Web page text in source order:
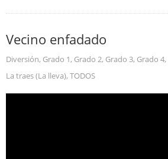
Vecino enfadado
Diversión, Grado 1, Grado 2, Grado 3, Grado 4,
La traes (La lleva), TODOS